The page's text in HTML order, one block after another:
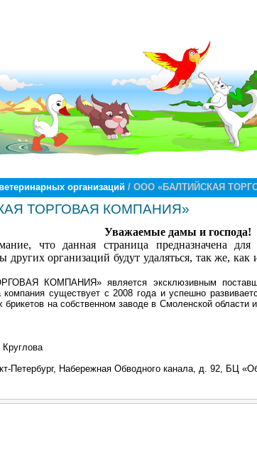
организаций / ООО «БАЛТИЙСКАЯ
ТОРГОВАЯ КОМПАНИЯ»
Уважаемые дамы и господа!
что данная страница предназначена для
организаций будут удаляться, так же,
КОМПАНИЯ» является эксклюзивным
компания существует с 2008 года и успешно
брикетов на собственном заводе в Смоленской области
Петербург, Набережная Обводного канала, д. 92, БЦ